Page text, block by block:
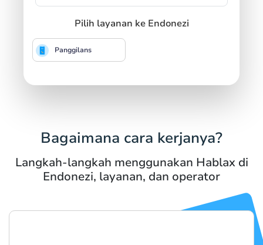
Pilih layanan ke Endonezi
Panggilans
Bagaimana cara kerjanya?
Langkah-langkah menggunakan Hablax di
Endonezi, layanan, dan operator